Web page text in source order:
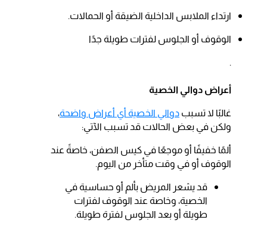
ارتداء الملابس الداخلية الضيقة أو الحمالات.
الوقوف أو الجلوس لفترات طويلة جدًا
.
أعراض دوالي الخصية
غالبًا لا تسبب دوالي الخصية أي أعراض واضحة،
ولكن في بعض الحالات قد تسبب الآتي:
ألمًا خفيفًا أو موجعًا في كيس الصفن، خاصةً عند
الوقوف أو في وقت متأخر من اليوم.
قد يشعر المريض بألم أو حساسية في
الخصية، وخاصة عند الوقوف لفترات
طويلة أو بعد الجلوس لفترة طويلة.